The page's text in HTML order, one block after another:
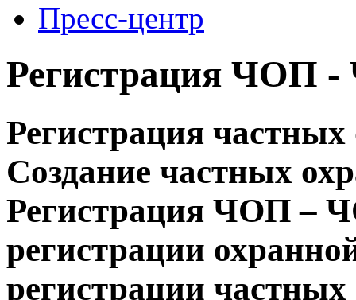
Пресс-центр
Регистрация ЧОП
Регистрация
Создание частных
Регистрация ЧОП –
регистрации
регистрации